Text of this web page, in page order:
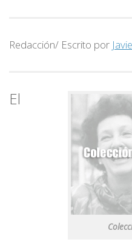
Redacción/ Escrito por
El